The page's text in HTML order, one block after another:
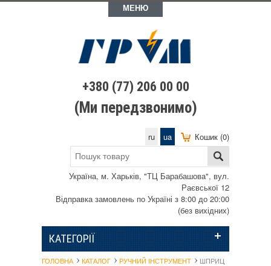
МЕНЮ
+380 (77) 206 00 00
(Ми передзвонимо)
Кошик (0)
ru ua
Україна, м. Харьків, "ТЦ Барабашова", вул.
Раєвської 12
Відправка замовлень по Україні з 8:00 до 20:00
(без вихідних)
КАТЕГОРІЇ
ГОЛОВНА КАТАЛОГ РУЧНИЙ ІНСТРУМЕНТ
ШПРИЦ